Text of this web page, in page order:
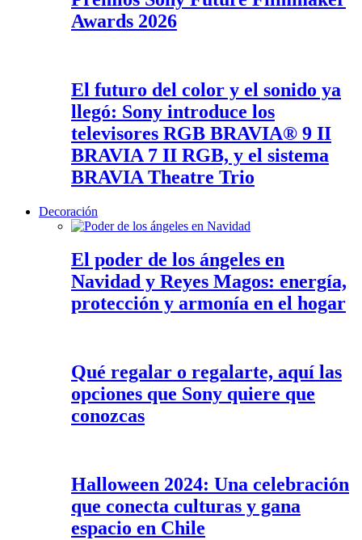
Awards 2026
El futuro del color y el sonido ya
llegó: Sony introduce los
televisores RGB BRAVIA® 9 II
BRAVIA 7 II RGB, y el sistema
BRAVIA Theatre Trio
Decoración
El poder de los ángeles en
Navidad y Reyes Magos: energía,
protección y armonía en el hogar
Qué regalar o regalarte, aquí las
opciones que Sony quiere que
conozcas
Halloween 2024: Una celebración
que conecta culturas y gana
espacio en Chile